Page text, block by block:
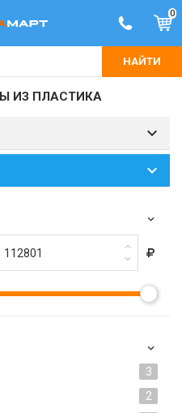
0
НАЙТИ
ИЗ ПЛАСТИКА
3
2